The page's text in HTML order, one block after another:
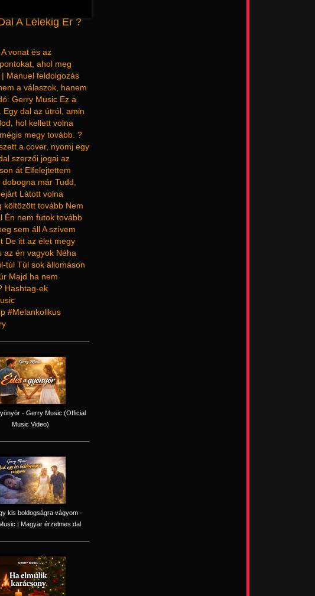
A Lélekig Ér ?
vonat és az
ahol meg
Manuel feldolgozás
a válaszok, hanem
Gerry Music Ez a
dal az útról, amin
hol kellett volna
megy tovább. ?
a cover, nyomj egy
szerzői jogai az
át Elfelejtettem
már Tudd,
Látott volna
költözött tovább Nem
Én nem futok tovább
sem áll A szívem
De itt az élet megy
az én vagyok Néha
túl Túl sok állomáson
Majd ha nem
Hashtag-ek
#Melankolikus
- Gerry Music (Official
Music Video)
kis boldogságra vágyom -
| Magyar érzelmes dal